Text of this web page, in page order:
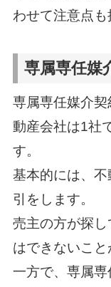
わせて注意点も
専属専任媒
専属専任媒介
動産会社は1社
す。
基本的には、
引をします。
売主の方が探
はできないこと
一方で、専属